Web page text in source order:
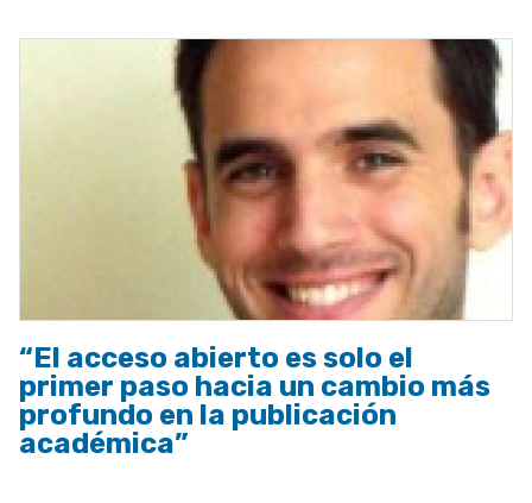
“El acceso abierto es solo el
primer paso hacia un cambio más
profundo en la publicación
académica”